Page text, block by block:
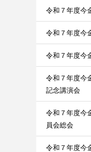
令和７年度今
令和７年度今
令和７年度今
令和７年度今
記念講演会
令和７年度今
員会総会
令和７年度今